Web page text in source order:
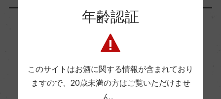
フランス
年齢認証
このサイトはお酒に関する情報が含まれており
ますので、 20歳未満の方はご覧いただけませ
ん。